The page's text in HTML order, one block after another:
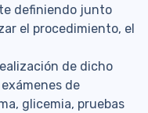
definiendo junto
el procedimiento, el
de dicho
de
glicemia, pruebas